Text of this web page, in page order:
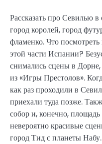
Рассказать про Севилью
город королей, город
фламенко. Что
этой части Испании?
снимались сцены в
из «Игры Престолов».
как раз проходили в
приехали туда позже.
собор и, конечно,
невероятно красивые
город Тид с планеты Набу.